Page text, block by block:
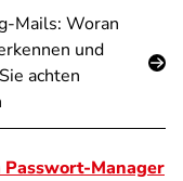
Mails: Woran
und
achten
Passwort-Manager